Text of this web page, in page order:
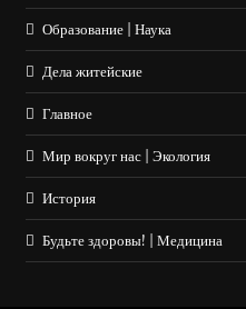
Образование | Наука
Дела житейские
Главное
Мир вокруг нас | Экология
История
Будьте здоровы! | Медицина